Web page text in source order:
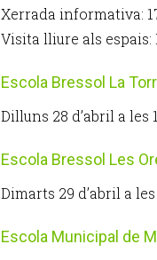
Xerrada informativa:
Visita lliure als espais:
Escola Bressol La
Dilluns 28 d’abril a les
Escola Bressol Les
Dimarts 29 d’abril a les
Escola Municipal de